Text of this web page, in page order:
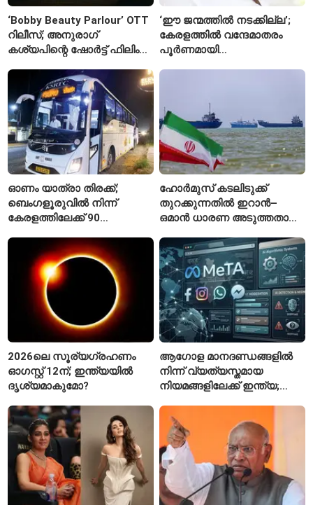
‘Bobby Beauty Parlour’ OTT
റിലീസ്; അനുരാഗ്
കശ്യപിന്റെ ഷോർട്ട് ഫിലിം
‘ഈ ജന്മത്തിൽ നടക്കില്ല’;
കേരളത്തിൽ വന്ദേമാതരം
പൂർണമായി
ഓണം യാത്രാ തിരക്ക്;
ബെംഗളൂരുവിൽ നിന്ന്
കേരളത്തിലേക്ക് 90
ഹോർമുസ് കടലിടുക്ക്
തുറക്കുന്നതിൽ ഇറാൻ–
ഒമാൻ ധാരണ അടുത്തതായി;
ടെഹ്റാൻ
2026ലെ സൂര്യഗ്രഹണം
ഓഗസ്റ്റ് 12ന്; ഇന്ത്യയിൽ
ദൃശ്യമാകുമോ?
ആഗോള മാനദണ്ഡങ്ങളിൽ
നിന്ന് വ്യത്യസ്തമായ
നിയമങ്ങളിലേക്ക് ഇന്ത്യ;
സമ്മർദം